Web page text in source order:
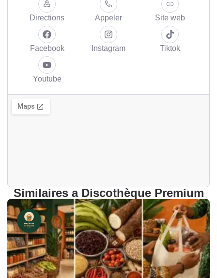
Directions Appeler Site web
Facebook Instagram Tiktok
Youtube
Similaires a Discothèque Premium